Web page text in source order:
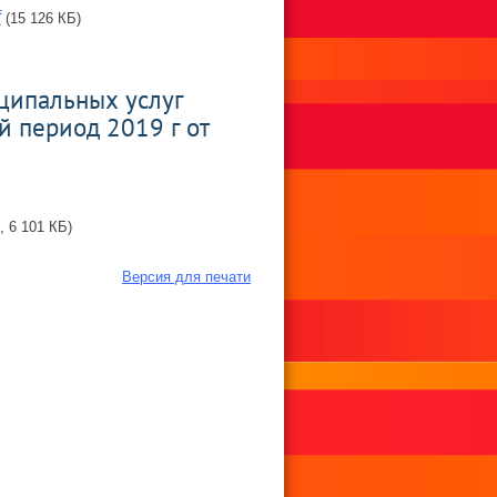
(15 126 КБ)
услуг
период 2019 г от
6 101 КБ)
Версия для печати